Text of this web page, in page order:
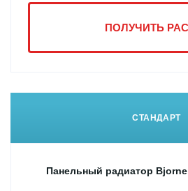
ПОЛУЧИТЬ
СТАНДАРТ
Панельный радиатор